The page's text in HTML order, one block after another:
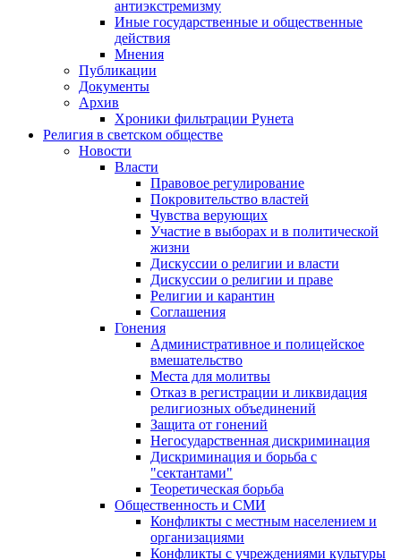
антиэкстремизму
Иные государственные и общественные
действия
Мнения
Публикации
Документы
Архив
Хроники фильтрации Рунета
Религия в светском обществе
Новости
Власти
Правовое регулирование
Покровительство властей
Чувства верующих
Участие в выборах и в политической
жизни
Дискуссии о религии и власти
Дискуссии о религии и праве
Религии и карантин
Соглашения
Гонения
Административное и полицейское
вмешательство
Места для молитвы
Отказ в регистрации и ликвидация
религиозных объединений
Защита от гонений
Негосударственная дискриминация
Дискриминация и борьба с
"сектантами"
Теоретическая борьба
Общественность и СМИ
Конфликты с местным населением и
организациями
Конфликты с учреждениями культуры